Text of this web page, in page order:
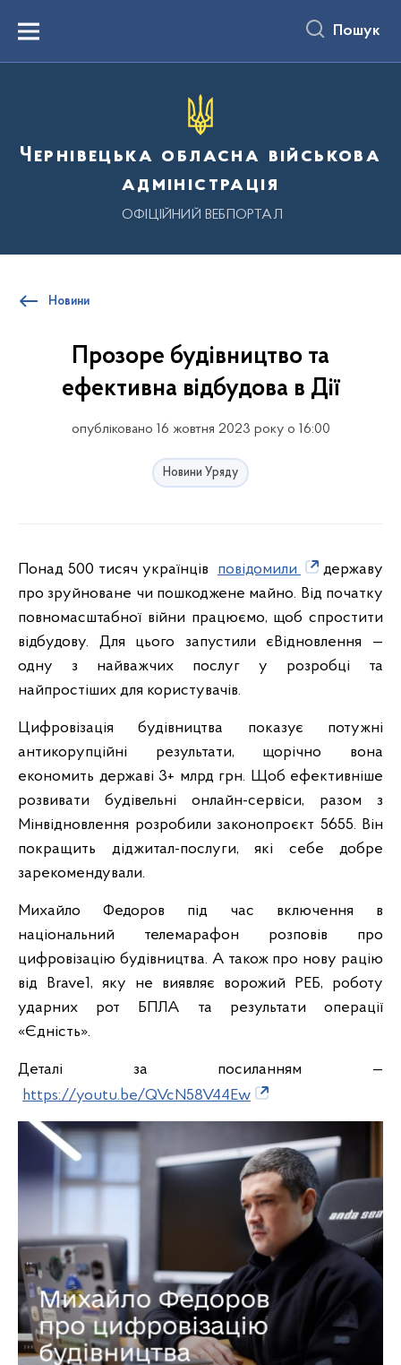
вмістуMenu Пошук
Чернівецька обласна військова
адміністрація
ОФІЦІЙНИЙ ВЕБПОРТАЛ
Новини
Прозоре будівництво та
ефективна відбудова в Дії
опубліковано 16 жовтня 2023 року о 16:00
Новини Уряду
Понад 500 тисяч українців повідомили
державу
про зруйноване чи пошкоджене майно. Від початку
повномасштабної війни працюємо, щоб спростити
відбудову. Для цього запустили єВідновлення —
одну з найважчих послуг у розробці та
найпростіших для користувачів.
Цифровізація будівництва показує потужні
антикорупційні результати, щорічно вона
економить державі 3+ млрд грн. Щоб ефективніше
розвивати будівельні онлайн-сервіси, разом з
Мінвідновлення розробили законопроєкт 5655. Він
покращить діджитал-послуги, які себе добре
зарекомендували.
Михайло Федоров під час включення в
національний телемарафон розповів про
цифровізацію будівництва. А також про нову рацію
від Brave1, яку не виявляє ворожий РЕБ, роботу
ударних рот БПЛА та результати операції
«Єдність».
Деталі за посиланням —
https://youtu.be/QVcN58V44Ew